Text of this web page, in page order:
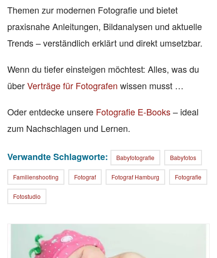
Themen zur modernen Fotografie und bietet
praxisnahe Anleitungen, Bildanalysen und aktuelle
Trends – verständlich erklärt und direkt umsetzbar.
Wenn du tiefer einsteigen möchtest: Alles, was du
überVerträge für Fotografen wissen musst …
Oder entdecke unsere Fotografie E-Books– ideal
zum Nachschlagen und Lernen.
Verwandte Schlagworte: Babyfotografie Babyfotos
Familienshooting Fotograf Fotograf Hamburg Fotografie
Fotostudio